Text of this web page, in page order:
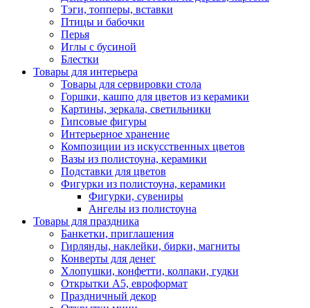
Тэги, топперы, вставки
Птицы и бабочки
Перья
Иглы с бусиной
Блестки
Товары для интерьера
Товары для сервировки стола
Горшки, кашпо для цветов из керамики
Картины, зеркала, светильники
Гипсовые фигуры
Интерьерное хранение
Композиции из искусственных цветов
Вазы из полистоуна, керамики
Подставки для цветов
Фигурки из полистоуна, керамики
Фигурки, сувениры
Ангелы из полистоуна
Товары для праздника
Банкетки, приглашения
Гирлянды, наклейки, бирки, магниты
Конверты для денег
Хлопушки, конфетти, колпаки, гудки
Открытки А5, евроформат
Праздничный декор